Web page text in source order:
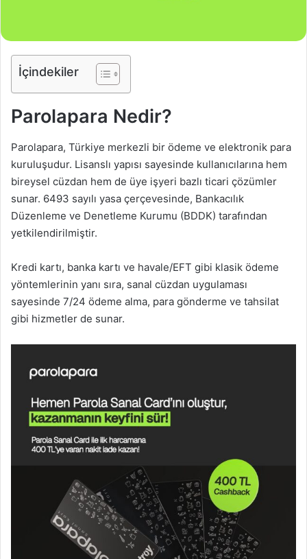
d
e
r
İçindekiler
Parolapara Nedir?
Parolapara, Türkiye merkezli bir ödeme ve elektronik para
kuruluşudur. Lisanslı yapısı sayesinde kullanıcılarına hem
bireysel cüzdan hem de üye işyeri bazlı ticari çözümler
sunar. 6493 sayılı yasa çerçevesinde, Bankacılık
Düzenleme ve Denetleme Kurumu (BDDK) tarafından
yetkilendirilmiştir.
Kredi kartı, banka kartı ve havale/EFT gibi klasik ödeme
yöntemlerinin yanı sıra, sanal cüzdan uygulaması
sayesinde 7/24 ödeme alma, para gönderme ve tahsilat
gibi hizmetler de sunar.